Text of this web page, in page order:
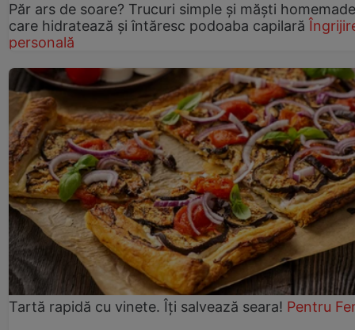
Păr ars de soare? Trucuri simple și măști homemade
care hidratează și întăresc podoaba capilară
personală
Tartă rapidă cu vinete. Îți salvează seara! Pentru